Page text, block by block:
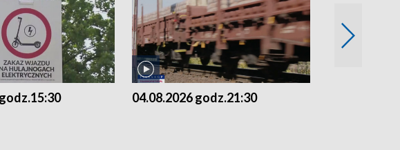
04.08.2026 godz.21:30